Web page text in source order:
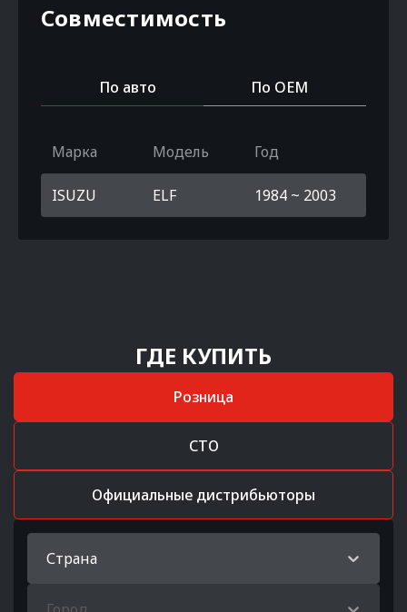
Совместимость
По авто По OEM
Марка Модель Год
ISUZU ELF 1984 ~ 2003
ГДЕ КУПИТЬ
Розница
СТО
Официальные дистрибьюторы
Страна